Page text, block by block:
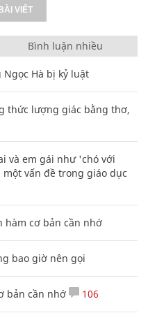
VIẾT
Bình luận nhiều
Ngọc Hà bị kỷ luật
thức lượng giác bằng thơ,
và em gái như 'chó với
vấn đề trong giáo dục
hàm cơ bản cần nhớ
bao giờ nên gọi
bản cần nhớ 106